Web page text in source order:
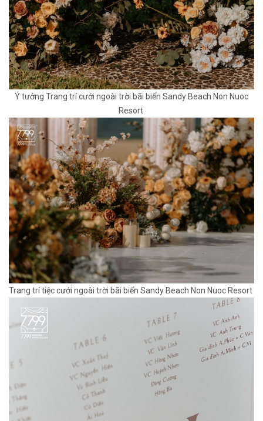
Ý tưởng Trang trí cưới ngoài trời bãi biển Sandy Beach Non Nuoc
Resort
Trang trí tiệc cưới ngoài trời bãi biển Sandy Beach Non Nuoc Resort